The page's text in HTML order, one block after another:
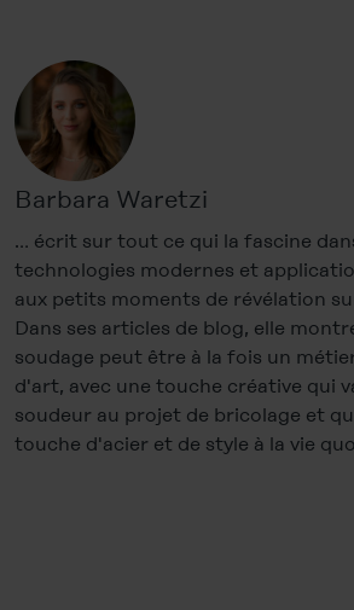
Barbara Waretzi
… écrit sur tout ce qui la fascine
technologies modernes et
aux petits moments de révélation
Dans ses articles de blog, elle
soudage peut être à la fois un
d'art, avec une touche créative qui
soudeur au projet de bricolage et
touche d'acier et de style à la vie